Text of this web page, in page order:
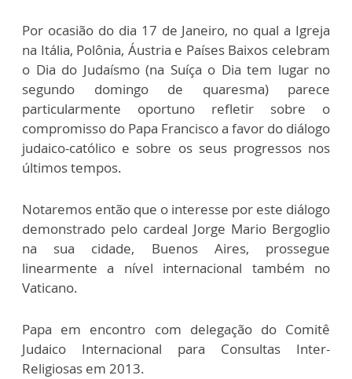
Por ocasião do dia 17 de Janeiro, no qual a Igreja
na Itália, Polônia, Áustria e Países Baixos celebram
o Dia do Judaísmo (na Suíça o Dia tem lugar no
segundo domingo de quaresma) parece
particularmente oportuno refletir sobre o
compromisso do Papa Francisco a favor do diálogo
judaico-católico e sobre os seus progressos nos
últimos tempos.
Notaremos então que o interesse por este diálogo
demonstrado pelo cardeal Jorge Mario Bergoglio
na sua cidade, Buenos Aires, prossegue
linearmente a nível internacional também no
Vaticano.
Papa em encontro com delegação do Comitê
Judaico Internacional para Consultas Inter-
Religiosas em 2013.